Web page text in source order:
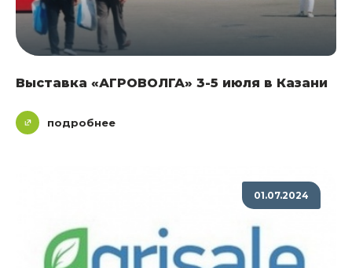
Выставка «АГРОВОЛГА» 3-5 июля в Казани
подробнее
01.07.2024